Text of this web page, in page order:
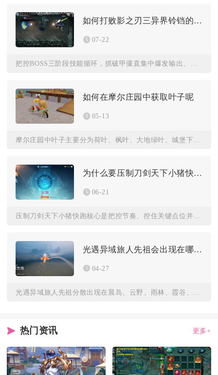
如何打败影之刃三异界铃铛的boss
07-22
把控BOSS三阶段技能循环，抓破甲僵直集中爆发输出、用地形规...
如何在摩尔庄园中获取叶子呢
05-13
为什么要压制刀剑天下小猪快跑
06-21
压制刀剑天下小猪快跑核心是把控节奏、控住关键点位并干扰对手，...
光遇异域旅人先祖会出现在哪里
04-27
热门资讯 更多+